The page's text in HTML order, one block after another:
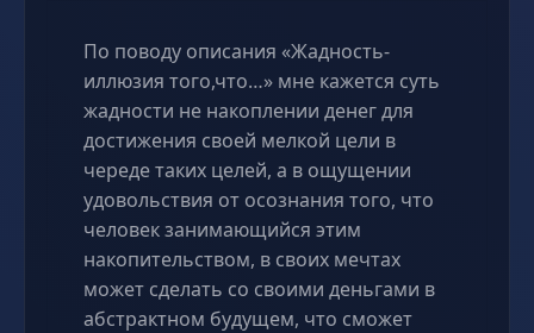
По поводу описания «Жадность-
иллюзия того,что…» мне кажется суть
жадности не накоплении денег для
достижения своей мелкой цели в
череде таких целей, а в ощущении
удовольствия от осознания того, что
человек занимающийся этим
накопительством, в своих мечтах
может сделать со своими деньгами в
абстрактном будущем, что сможет